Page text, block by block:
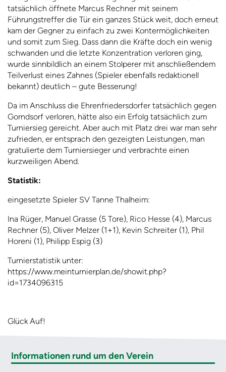
tatsächlich öffnete Marcus Rechner mit seinem
Führungstreffer die Tür ein ganzes Stück weit, doch erneut
kam der Gegner zu einfach zu zwei Kontermöglichkeiten
und somit zum Sieg. Dass dann die Kräfte doch ein wenig
schwanden und die letzte Konzentration verloren ging,
wurde sinnbildlich an einem Stolperer mit anschließendem
Teilverlust eines Zahnes (Spieler ebenfalls redaktionell
bekannt) deutlich – gute Besserung!
Da im Anschluss die Ehrenfriedersdorfer tatsächlich gegen
Gorndsorf verloren, hätte also ein Erfolg tatsächlich zum
Turniersieg gereicht. Aber auch mit Platz drei war man sehr
zufrieden, er entsprach den gezeigten Leistungen, man
gratulierte dem Turniersieger und verbrachte einen
kurzweiligen Abend.
Statistik:
eingesetzte Spieler SV Tanne Thalheim:
Ina Rüger, Manuel Grasse (5 Tore), Rico Hesse (4), Marcus
Rechner (5), Oliver Melzer (1+1), Kevin Schreiter (1), Phil
Horeni (1), Philipp Espig (3)
Turnierstatistik unter:
https://www.meinturnierplan.de/showit.php?
id=1734096315
Glück Auf!
Informationen rund um den Verein